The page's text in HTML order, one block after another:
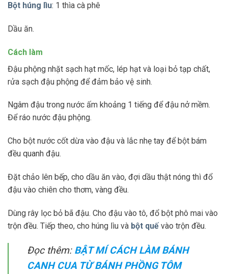
Bột húng lìu: 1 thìa cà phê
Dầu ăn.
Cách làm
Đậu phộng nhặt sạch hạt mốc, lép hạt và loại bỏ tạp chất,
rửa sạch đậu phộng để đảm bảo vệ sinh.
Ngâm đậu trong nước ấm khoảng 1 tiếng để đậu nở mềm.
Để ráo nước đậu phộng.
Cho bột nước cốt dừa vào đậu và lắc nhẹ tay để bột bám
đều quanh đậu.
Đặt chảo lên bếp, cho dầu ăn vào, đợi dầu thật nóng thì đổ
đậu vào chiên cho thơm, vàng đều.
Dùng rây lọc bỏ bã đậu. Cho đậu vào tô, đổ bột phô mai vào
trộn đều. Tiếp theo, cho húng lìu và bột quếvào trộn đều.
Đọc thêm: BẬT MÍ CÁCH LÀM BÁNH
CANH CUA TỪ BÁNH PHỒNG TÔM